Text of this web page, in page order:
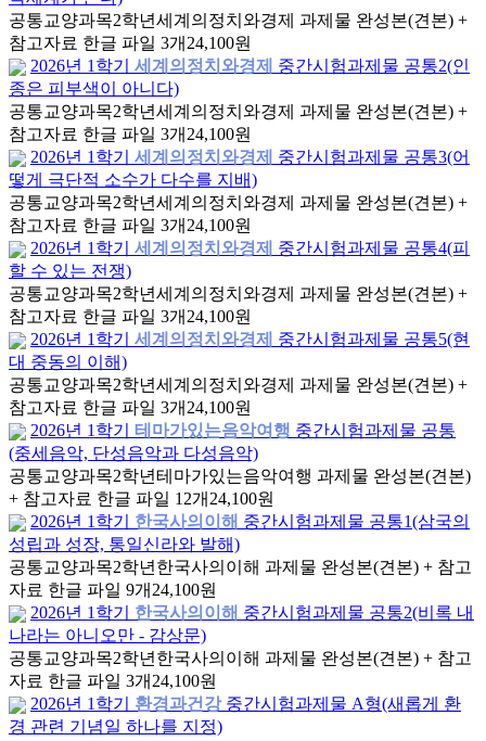
공통교양과목2학년세계의정치와경제 과제물 완성본(견본) +
참고자료 한글 파일 3개 24,100원
2026년 1학기
세계의정치와경제 중간시험과제물 공통2(인
종은 피부색이 아니다)
공통교양과목2학년세계의정치와경제 과제물 완성본(견본) +
참고자료 한글 파일 3개 24,100원
2026년 1학기
세계의정치와경제 중간시험과제물 공통3(어
떻게 극단적 소수가 다수를 지배)
공통교양과목2학년세계의정치와경제 과제물 완성본(견본) +
참고자료 한글 파일 3개 24,100원
2026년 1학기
세계의정치와경제 중간시험과제물 공통4(피
할 수 있는 전쟁)
공통교양과목2학년세계의정치와경제 과제물 완성본(견본) +
참고자료 한글 파일 3개 24,100원
2026년 1학기
세계의정치와경제 중간시험과제물 공통5(현
대 중동의 이해)
공통교양과목2학년세계의정치와경제 과제물 완성본(견본) +
참고자료 한글 파일 3개 24,100원
2026년 1학기
테마가있는음악여행 중간시험과제물 공통
(중세음악, 단성음악과 다성음악)
공통교양과목2학년테마가있는음악여행 과제물 완성본(견본)
+ 참고자료 한글 파일 12개 24,100원
2026년 1학기
한국사의이해 중간시험과제물 공통1(삼국의
성립과 성장, 통일신라와 발해)
공통교양과목2학년 한국사의이해 과제물 완성본(견본) + 참고
자료 한글 파일 9개 24,100원
2026년 1학기
한국사의이해 중간시험과제물 공통2(비록 내
나라는 아니오만 - 감상문)
공통교양과목2학년 한국사의이해 과제물 완성본(견본) + 참고
자료 한글 파일 3개 24,100원
2026년 1학기
환경과건강 중간시험과제물 A형(새롭게 환
경 관련 기념일 하나를 지정)